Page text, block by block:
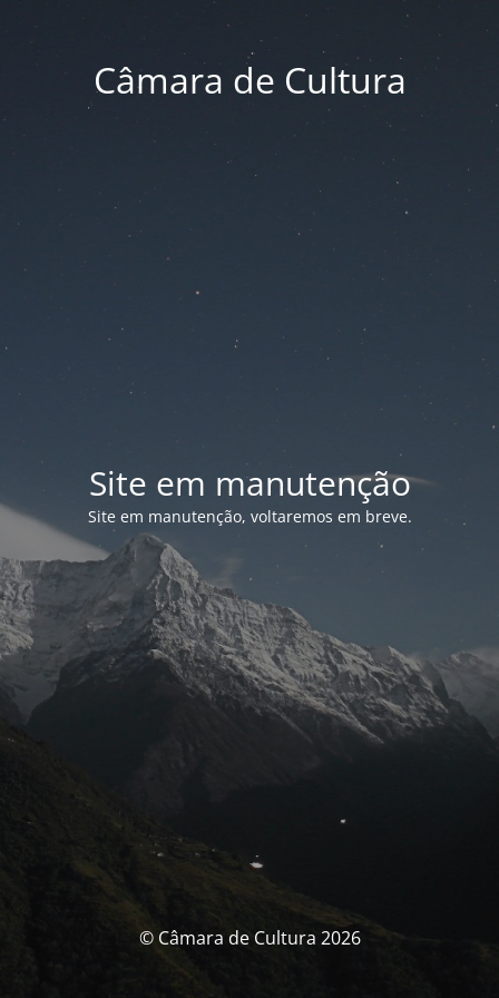
Câmara de Cultura
Site em manutenção
Site em manutenção, voltaremos em breve.
© Câmara de Cultura 2026